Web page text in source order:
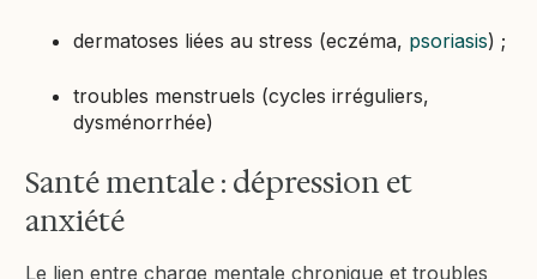
dermatoses liées au stress (eczéma, psoriasis) ;
troubles menstruels (cycles irréguliers,
dysménorrhée)
Santé mentale : dépression et
anxiété
Le lien entre charge mentale chronique et troubles